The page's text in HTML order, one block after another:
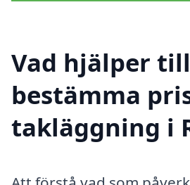
Vad hjälper
bestämma
takläggning i